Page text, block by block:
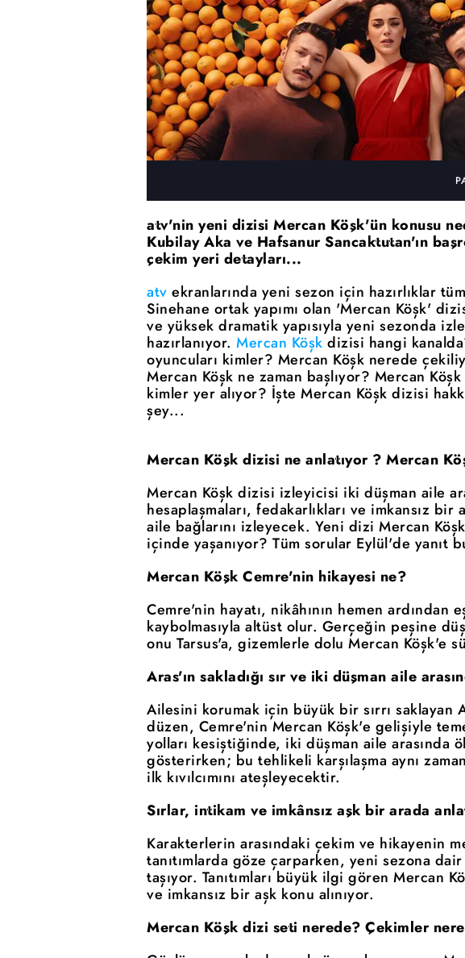
atv'nin yeni dizisi Mercan Köşk'ün konusu
Kubilay Aka ve Hafsanur Sancaktutan'ın
çekim yeri detayları...
atv ekranlarında yeni sezon için hazırlıklar
Sinehane ortak yapımı olan 'Mercan Köşk'
ve yüksek dramatik yapısıyla yeni sezonda
hazırlanıyor. Mercan Köşk dizisi hangi
oyuncuları kimler? Mercan Köşk nerede
Mercan Köşk ne zaman başlıyor? Mercan
kimler yer alıyor? İşte Mercan Köşk dizisi
şey...
Mercan Köşk dizisi ne anlatıyor ? Mercan
Mercan Köşk dizisi izleyicisi iki düşman aile
hesaplaşmaları, fedakarlıkları ve imkansız bir
aile bağlarını izleyecek. Yeni dizi Mercan
içinde yaşanıyor? Tüm sorular Eylül'de yanıt
Mercan Köşk Cemre'nin hikayesi ne?
Cemre'nin hayatı, nikâhının hemen
kaybolmasıyla altüst olur. Gerçeğin peşine
onu Tarsus'a, gizemlerle dolu Mercan Köşk'e
Aras'ın sakladığı sır ve iki düşman aile
Ailesini korumak için büyük bir sırrı saklayan
düzen, Cemre'nin Mercan Köşk'e gelişiyle
yolları kesiştiğinde, iki düşman aile arasında
gösterirken; bu tehlikeli karşılaşma aynı
ilk kıvılcımını ateşleyecektir.
Sırlar, intikam ve imkânsız aşk bir arada
Karakterlerin arasındaki çekim ve hikayenin
tanıtımlarda göze çarparken, yeni sezona
taşıyor. Tanıtımları büyük ilgi gören Mercan
ve imkansız bir aşk konu alınıyor.
Mercan Köşk dizi seti nerede? Çekimler